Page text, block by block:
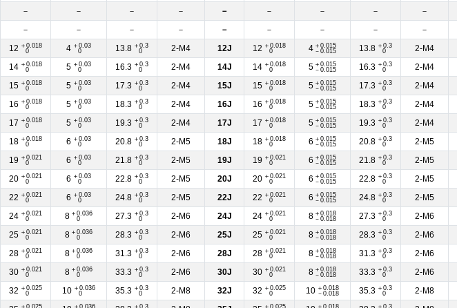
－ － － － － － － －
－
－ － － － － － － －
－
12 ＋0.018
0
4 ＋0.03
0
13.8 ＋0.3
0
2-M4 12J 12 ＋0.018
0
4 ＋0.015
－0.015
13.8 ＋0.3
0
2-M4
14 ＋0.018
0
5 ＋0.03
0
16.3 ＋0.3
0
2-M4 14J 14 ＋0.018
0
5 ＋0.015
－0.015
16.3 ＋0.3
0
2-M4
15 ＋0.018
0
5 ＋0.03
0
17.3 ＋0.3
0
2-M4 15J 15 ＋0.018
0
5 ＋0.015
－0.015
17.3 ＋0.3
0
2-M4
16 ＋0.018
0
5 ＋0.03
0
18.3 ＋0.3
0
2-M4 16J 16 ＋0.018
0
5 ＋0.015
－0.015
18.3 ＋0.3
0
2-M4
17 ＋0.018
0
5 ＋0.03
0
19.3 ＋0.3
0
2-M4 17J 17 ＋0.018
0
5 ＋0.015
－0.015
19.3 ＋0.3
0
2-M4
18 ＋0.018
0
6 ＋0.03
0
20.8 ＋0.3
0
2-M5 18J 18 ＋0.018
0
6 ＋0.015
－0.015
20.8 ＋0.3
0
2-M5
19 ＋0.021
0
6 ＋0.03
0
21.8 ＋0.3
0
2-M5 19J 19 ＋0.021
0
6 ＋0.015
－0.015
21.8 ＋0.3
0
2-M5
20 ＋0.021
0
6 ＋0.03
0
22.8 ＋0.3
0
2-M5 20J 20 ＋0.021
0
6 ＋0.015
－0.015
22.8 ＋0.3
0
2-M5
22 ＋0.021
0
6 ＋0.03
0
24.8 ＋0.3
0
2-M5 22J 22 ＋0.021
0
6 ＋0.015
－0.015
24.8 ＋0.3
0
2-M5
24 ＋0.021
0
8 ＋0.036
0
27.3 ＋0.3
0
2-M6 24J 24 ＋0.021
0
8 ＋0.018
－0.018
27.3 ＋0.3
0
2-M6
25 ＋0.021
0
8 ＋0.036
0
28.3 ＋0.3
0
2-M6 25J 25 ＋0.021
0
8 ＋0.018
－0.018
28.3 ＋0.3
0
2-M6
28 ＋0.021
0
8 ＋0.036
0
31.3 ＋0.3
0
2-M6 28J 28 ＋0.021
0
8 ＋0.018
－0.018
31.3 ＋0.3
0
2-M6
30 ＋0.021
0
8 ＋0.036
0
33.3 ＋0.3
0
2-M6 30J 30 ＋0.021
0
8 ＋0.018
－0.018
33.3 ＋0.3
0
2-M6
32 ＋0.025
0
10 ＋0.036
0
35.3 ＋0.3
0
2-M8 32J 32 ＋0.025
0
10 ＋0.018
－0.018
35.3 ＋0.3
0
2-M8
＋0.025
＋0.036
＋0.3
＋0.025
＋0.018
＋0.3